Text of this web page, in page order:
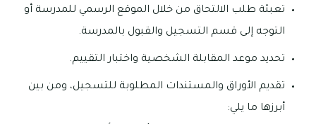
تعبئة طلب الالتحاق من خلال الموقع الرسمي للمدرسة أو
التوجه إلى قسم التسجيل والقبول بالمدرسة.
تحديد موعد المقابلة الشخصية واختبار التقييم.
تقديم الأوراق والمستندات المطلوبة للتسجيل، ومن بين
أبرزها ما يلي: